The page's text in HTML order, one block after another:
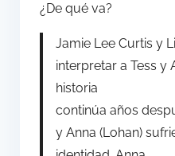
¿De qué va?
Jamie Lee Curtis y
interpretar a Tess y
historia
continúa años
y Anna (Lohan)